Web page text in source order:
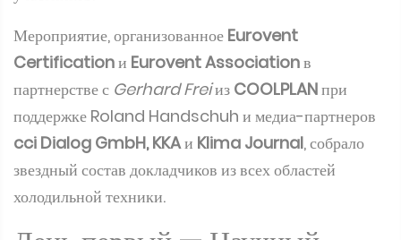
Мероприятие, организованное Eurovent
Certificationи Eurovent Associationв
партнерстве с Gerhard Freiиз COOLPLANпри
поддержке Roland Handschuh и медиа-партнеров
cci Dialog GmbH, KKAи Klima Journal, собрало
звездный состав докладчиков из всех областей
холодильной техники.